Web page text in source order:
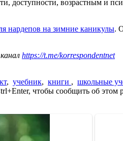
доступности, возрастным и
нардепов на зимние каникулы.
https://t.me/korrespondentnet
, учебник, книги , школьные
чтобы сообщить об этом